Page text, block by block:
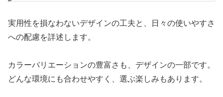
実用性を損なわないデザインの工夫と、日々の使いやすさ
への配慮を詳述します。
カラーバリエーションの豊富さも、デザインの一部です。
どんな環境にも合わせやすく、選ぶ楽しみもあります。